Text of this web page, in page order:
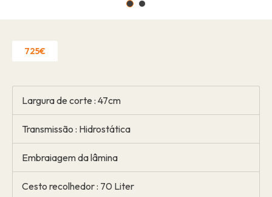
725€
Largura de corte : 47cm
Transmissão : Hidrostática
Embraiagem da lâmina
Cesto recolhedor : 70 Liter